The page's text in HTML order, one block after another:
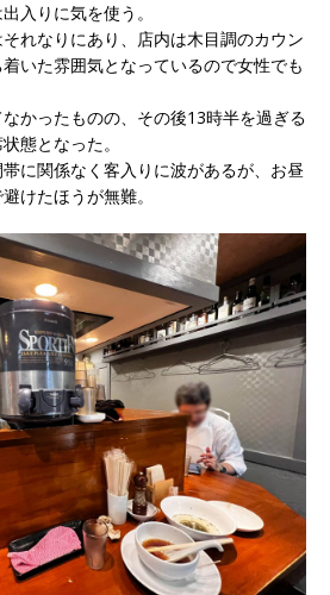
入りに気を使う。
れなりにあり、店内は木目調のカウン
いた雰囲気となっているので女性でも
かったものの、その後13時半を過ぎる
態となった。
に関係なく客入りに波があるが、お昼
けたほうが無難。